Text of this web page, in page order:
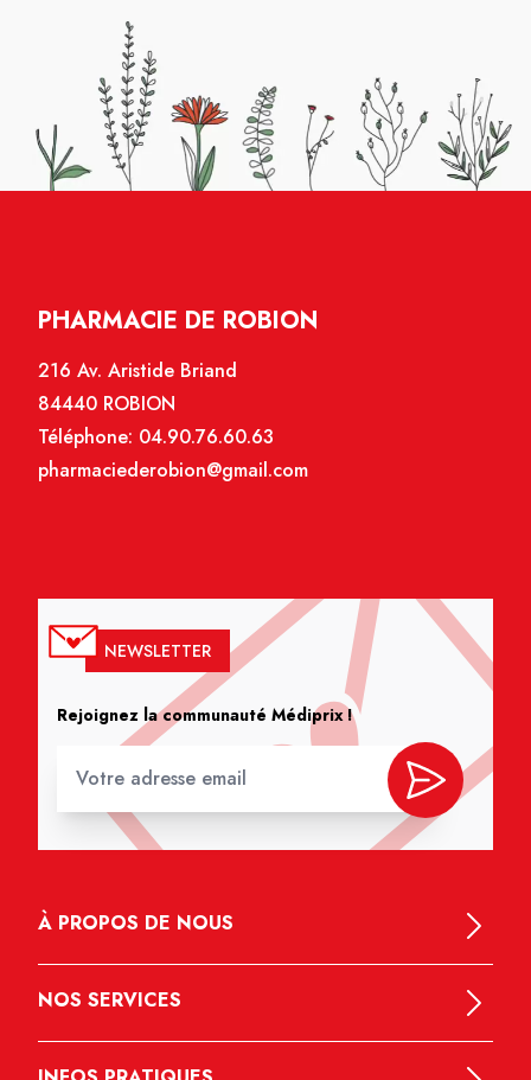
PHARMACIE DE ROBION
216 Av. Aristide Briand
84440 ROBION
Téléphone: 04.90.76.60.63
pharmaciederobion@gmail.com
NEWSLETTER
Rejoignez la communauté Médiprix !
À PROPOS DE NOUS
NOS SERVICES